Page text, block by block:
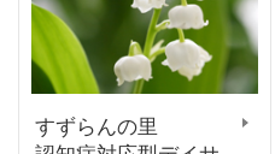
すずらんの里